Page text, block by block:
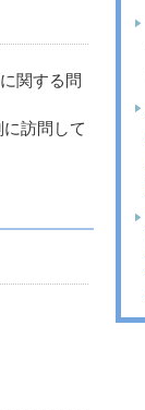
関する問
訪問して